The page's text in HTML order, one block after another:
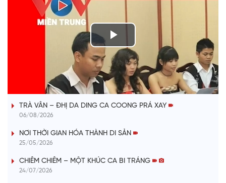
P
l
a
V
i
VÀI PHÚT DÀNH CHO QUẢNG BÁ
TRÀ VÂN – ĐHỊ DA DING CA COONG PRÁ XAY
06/08/2026
NƠI THỜI GIAN HÓA THÀNH DI SẢN
25/05/2026
CHIÊM CHIÊM – MỘT KHÚC CA BI TRÁNG
24/07/2026